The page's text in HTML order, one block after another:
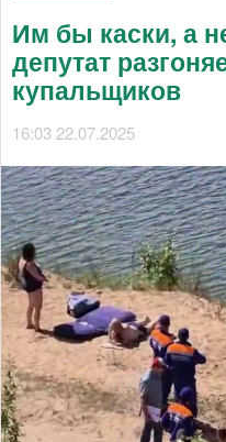
Им бы каски, а
депутат
купальщиков
16:03 22.07.2025